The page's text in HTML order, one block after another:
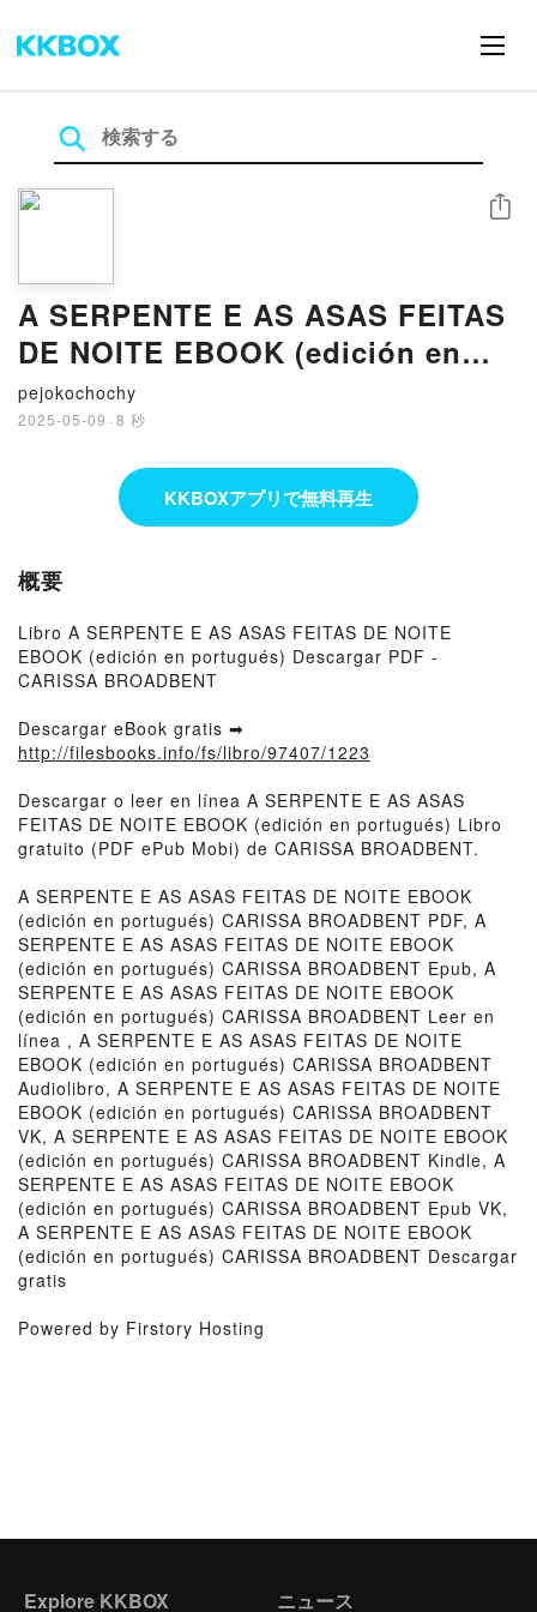
A SERPENTE E AS ASAS FEITAS
DE NOITE EBOOK (edición en
portugués) EBOOK | CARISSA
BROADBENT | Descargar libro
PDF EPUB
pejokochochy
2025-05-09 · 8 秒
シェア
KKBOXアプリで無料再生
概要
Libro A SERPENTE E AS ASAS FEITAS DE NOITE
EBOOK (edición en portugués) Descargar PDF -
CARISSA BROADBENT
Descargar eBook gratis ➡
http://filesbooks.info/fs/libro/97407/1223
Descargar o leer en línea A SERPENTE E AS ASAS
FEITAS DE NOITE EBOOK (edición en portugués) Libro
gratuito (PDF ePub Mobi) de CARISSA BROADBENT.
A SERPENTE E AS ASAS FEITAS DE NOITE EBOOK
(edición en portugués) CARISSA BROADBENT PDF, A
SERPENTE E AS ASAS FEITAS DE NOITE EBOOK
(edición en portugués) CARISSA BROADBENT Epub, A
SERPENTE E AS ASAS FEITAS DE NOITE EBOOK
(edición en portugués) CARISSA BROADBENT Leer en
línea , A SERPENTE E AS ASAS FEITAS DE NOITE
EBOOK (edición en portugués) CARISSA BROADBENT
Audiolibro, A SERPENTE E AS ASAS FEITAS DE NOITE
EBOOK (edición en portugués) CARISSA BROADBENT
VK, A SERPENTE E AS ASAS FEITAS DE NOITE EBOOK
(edición en portugués) CARISSA BROADBENT Kindle, A
SERPENTE E AS ASAS FEITAS DE NOITE EBOOK
(edición en portugués) CARISSA BROADBENT Epub VK,
A SERPENTE E AS ASAS FEITAS DE NOITE EBOOK
(edición en portugués) CARISSA BROADBENT Descargar
gratis
Powered by Firstory Hosting
Explore KKBOX ニュース